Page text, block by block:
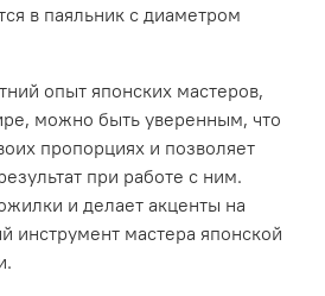
в паяльник с диаметром
опыт японских мастеров,
можно быть уверенным, что
пропорциях и позволяет
при работе с ним.
и делает акценты на
инструмент мастера японской